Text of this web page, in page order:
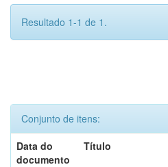
Resultado 1-1 de 1.
Conjunto de itens:
Data do
documento
Título